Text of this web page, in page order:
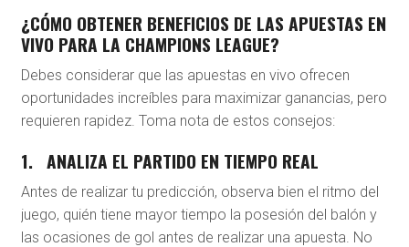
¿CÓMO OBTENER BENEFICIOS DE LAS APUESTAS EN
VIVO PARA LA CHAMPIONS LEAGUE?
Debes considerar que las apuestas en vivo ofrecen
oportunidades increíbles para maximizar ganancias, pero
requieren rapidez. Toma nota de estos consejos:
1. ANALIZA EL PARTIDO EN TIEMPO REAL
Antes de realizar tu predicción, observa bien el ritmo del
juego, quién tiene mayor tiempo la posesión del balón y
las ocasiones de gol antes de realizar una apuesta. No